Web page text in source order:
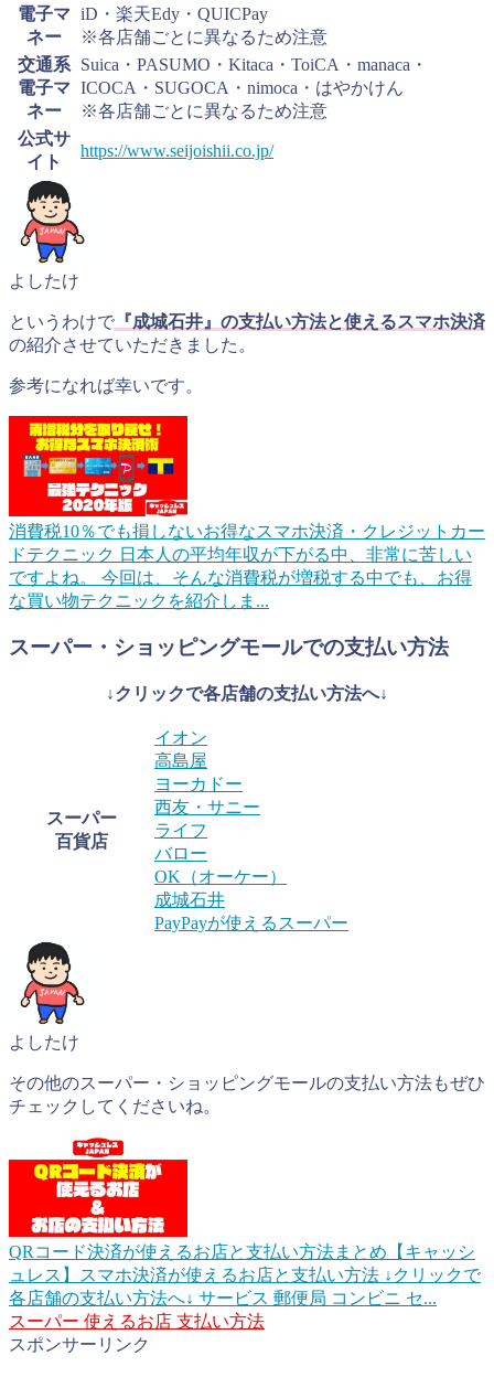
電子マ
ネー
iD・楽天Edy・QUICPay
※各店舗ごとに異なるため注意
交通系
電子マ
ネー
Suica・PASUMO・Kitaca・ToiCA・manaca・
ICOCA・SUGOCA・nimoca・はやかけん
※各店舗ごとに異なるため注意
公式サ
イト
https://www.seijoishii.co.jp/
よしたけ
というわけで 『成城石井』の支払い方法と使えるスマホ決済
の紹介させていただきました。
参考になれば幸いです。
消費税10％でも損しないお得なスマホ決済・クレジットカー
ドテクニック 日本人の平均年収が下がる中、非常に苦しい
ですよね。 今回は、そんな消費税が増税する中でも、お得
な買い物テクニックを紹介しま...
スーパー・ショッピングモールでの支払い方法
↓クリックで各店舗の支払い方法へ↓
スーパー
百貨店
イオン
高島屋
ヨーカドー
西友・サニー
ライフ
バロー
OK（オーケー）
成城石井
PayPayが使えるスーパー
よしたけ
その他のスーパー・ショッピングモールの支払い方法もぜひ
チェックしてくださいね。
QRコード決済が使えるお店と支払い方法まとめ【キャッシ
ュレス】
スマホ決済が使えるお店と支払い方法 ↓クリックで
各店舗の支払い方法へ↓ サービス 郵便局 コンビニ セ...
スーパー 使えるお店 支払い方法
スポンサーリンク